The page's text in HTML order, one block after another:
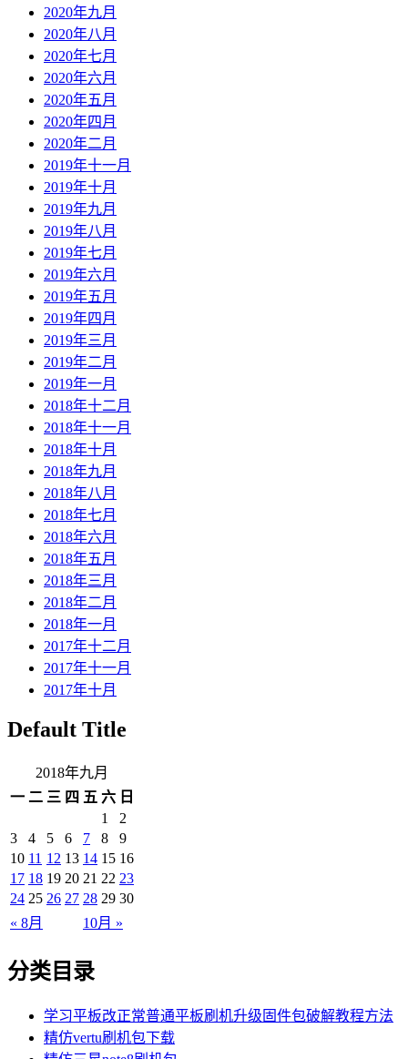
2020年九月
2020年八月
2020年七月
2020年六月
2020年五月
2020年四月
2020年二月
2019年十一月
2019年十月
2019年九月
2019年八月
2019年七月
2019年六月
2019年五月
2019年四月
2019年三月
2019年二月
2019年一月
2018年十二月
2018年十一月
2018年十月
2018年九月
2018年八月
2018年七月
2018年六月
2018年五月
2018年三月
2018年二月
2018年一月
2017年十二月
2017年十一月
2017年十月
Default Title
2018年九月
一 二 三 四 五 六 日
« 8月 10月 »
1
2
3
4 5 6 7 8
9
10 11 12 13 14 15 16
17 18 19 20 21 22 23
24 25 26 27 28 29 30
分类目录
学习平板改正常普通平板刷机升级固件包破解教程方法
精仿vertu刷机包下载